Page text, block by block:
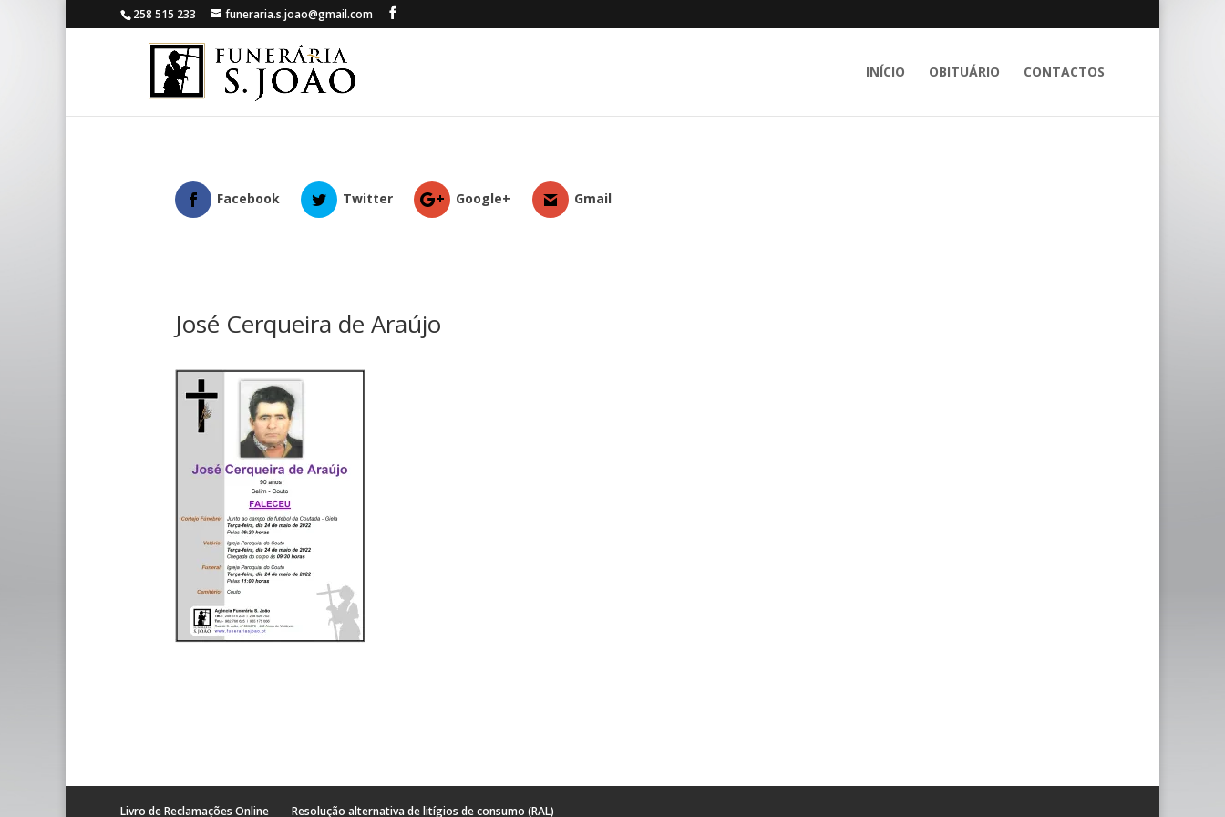
258 515 233 funeraria.s.joao@gmail.com
INÍCIO OBITUÁRIO CONTACTOS
Facebook Twitter Google+ Gmail
José Cerqueira de Araújo
Livro de Reclamações Online Resolução alternativa de litígios de consumo (RAL)